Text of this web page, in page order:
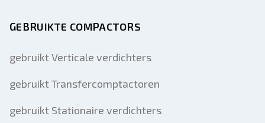
GEBRUIKTE COMPACTORS
gebruikt Verticale verdichters
gebruikt Transfercomptactoren
gebruikt Stationaire verdichters